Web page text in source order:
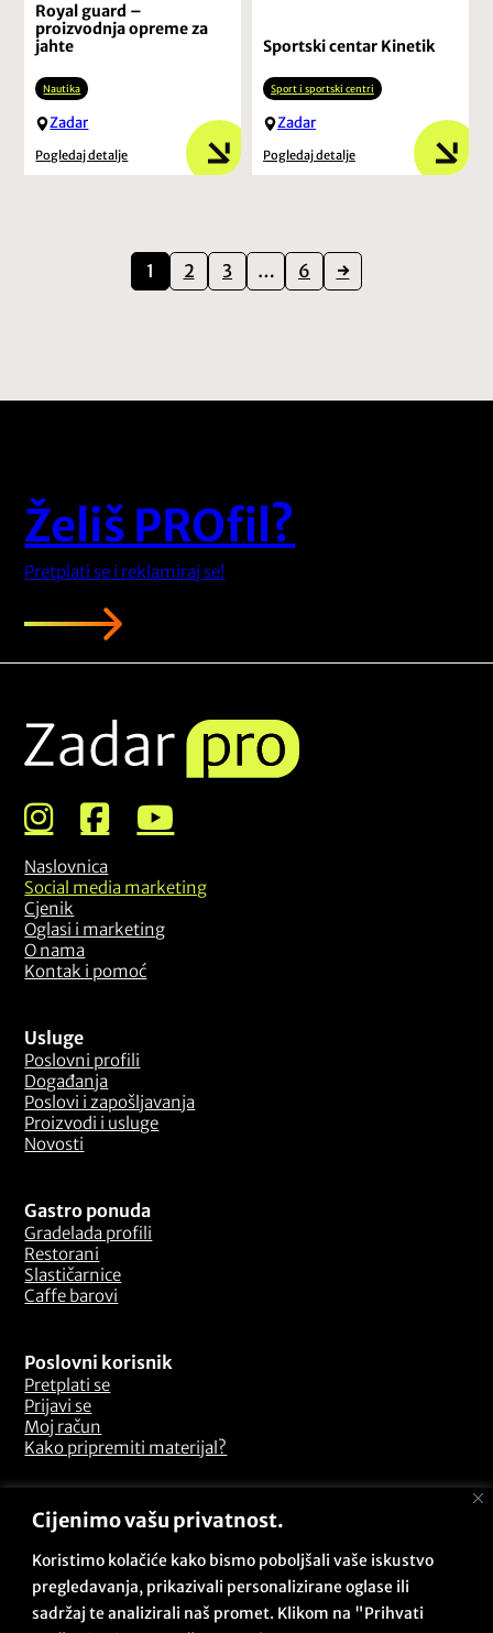
Cijenimo vašu privatnost.
Koristimo kolačiće kako bismo poboljšali vaše iskustvo
pregledavanja, prikazivali personalizirane oglase ili
sadržaj te analizirali naš promet. Klikom na "Prihvati
Royal guard –
proizvodnja opreme za
jahte
Nautika
Zadar
Pogledaj detalje
Sportski centar Kinetik
Sport i sportski centri
Zadar
Pogledaj detalje
1 2 3 … 6 →
Želiš PROfil?
Pretplati se i reklamiraj se!
Naslovnica
Social media marketing
Cjenik
Oglasi i marketing
O nama
Kontak i pomoć
Usluge
Poslovni profili
Događanja
Poslovi i zapošljavanja
Proizvodi i usluge
Novosti
Gastro ponuda
Gradelada profili
Restorani
Slastičarnice
Caffe barovi
Poslovni korisnik
Pretplati se
Prijavi se
Moj račun
Kako pripremiti materijal?
Odredbe i uvjeti
Pitanja i odgovori
Opći uvjeti poslovanja
Sigurnosna politika
Politika kolačića
Politika privatnosti